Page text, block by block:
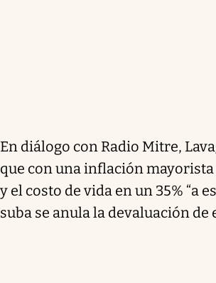
En diálogo con Radio Mitre,
que con una inflación mayorista
y el costo de vida en un 35% “a
suba se anula la devaluación de